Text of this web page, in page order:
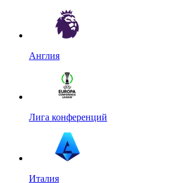
Англия
Лига конференций
Италия